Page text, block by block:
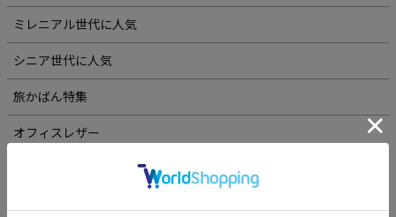
ミレニアル世代に人気
シニア世代に人気
旅かばん特集
オフィスレザー